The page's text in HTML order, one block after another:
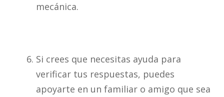
mecánica.
Si crees que necesitas ayuda para
verificar tus respuestas, puedes
apoyarte en un familiar o amigo que sea